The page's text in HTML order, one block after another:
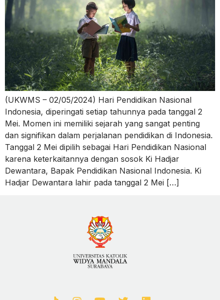
(UKWMS – 02/05/2024) Hari Pendidikan Nasional
Indonesia, diperingati setiap tahunnya pada tanggal 2
Mei. Momen ini memiliki sejarah yang sangat penting
dan signifikan dalam perjalanan pendidikan di Indonesia.
Tanggal 2 Mei dipilih sebagai Hari Pendidikan Nasional
karena keterkaitannya dengan sosok Ki Hadjar
Dewantara, Bapak Pendidikan Nasional Indonesia. Ki
Hadjar Dewantara lahir pada tanggal 2 Mei […]